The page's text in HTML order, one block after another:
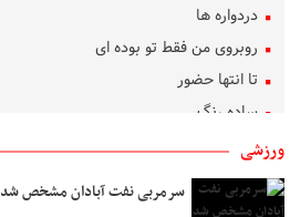
دردواره‌ ها
روبروی من فقط تو بوده ای
تا انتها حضور
ساده رنگ
روشنی، من، گل، آب
بوسه‌های باران
تکلیف دل
ورزشی
سرمربی نفت آبادان مشخص شد